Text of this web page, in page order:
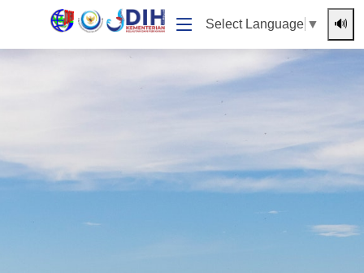
Select Language ▼ 🔊